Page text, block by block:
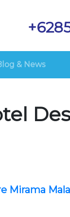
& News
Mirama